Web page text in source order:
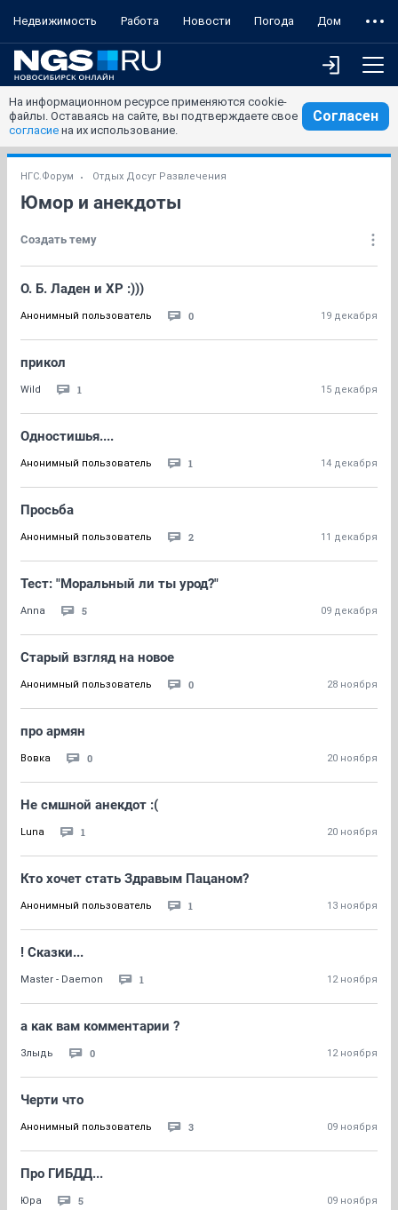
Недвижимость Работа Новости Погода Дом
На информационном ресурсе применяются cookie-
файлы. Оставаясь на сайте, вы подтверждаете свое
согласие на их использование.
Согласен
НГС.Форум Отдых Досуг Развлечения
Юмор и анекдоты
Создать тему
О. Б. Ладен и XP :)))
Анонимный пользователь 0 19 декабря
прикол
Wild 1 15 декабря
Одностишья....
Анонимный пользователь 1 14 декабря
Просьба
Анонимный пользователь 2 11 декабря
Тест: "Моральный ли ты урод?"
Anna 5 09 декабря
Старый взгляд на новое
Анонимный пользователь 0 28 ноября
про армян
Вовка 0 20 ноября
Не смшной анекдот :(
Luna 1 20 ноября
Кто хочет стать Здравым Пацаном?
Анонимный пользователь 1 13 ноября
! Сказки...
Master - Daemon 1 12 ноября
а как вам комментарии ?
Злыдь 0 12 ноября
Черти что
Анонимный пользователь 3 09 ноября
Про ГИБДД...
Юра 5 09 ноября